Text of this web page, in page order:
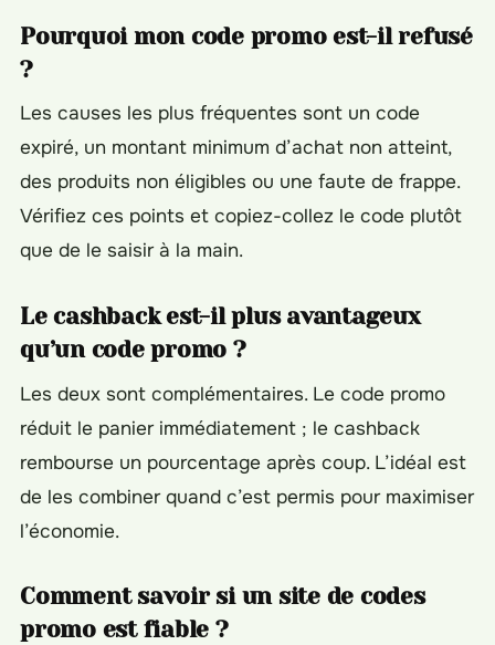
Pourquoi mon code promo est-il refusé
?
Les causes les plus fréquentes sont un code
expiré, un montant minimum d’achat non atteint,
des produits non éligibles ou une faute de frappe.
Vérifiez ces points et copiez-collez le code plutôt
que de le saisir à la main.
Le cashback est-il plus avantageux
qu’un code promo ?
Les deux sont complémentaires. Le code promo
réduit le panier immédiatement ; le cashback
rembourse un pourcentage après coup. L’idéal est
de les combiner quand c’est permis pour maximiser
l’économie.
Comment savoir si un site de codes
promo est fiable ?